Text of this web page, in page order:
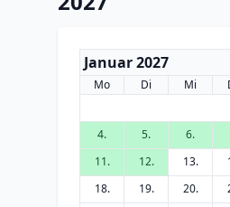
Januar 2027
Mo Di Mi
4.
5. 6.
11.
12. 13.
18.
19. 20.